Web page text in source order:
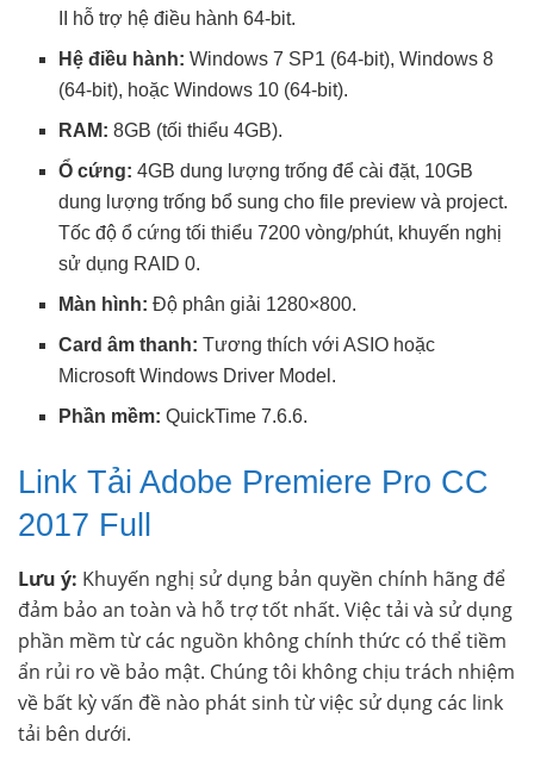
II hỗ trợ hệ điều hành 64-bit.
Hệ điều hành: Windows 7 SP1 (64-bit), Windows 8
(64-bit), hoặc Windows 10 (64-bit).
RAM: 8GB (tối thiểu 4GB).
Ổ cứng: 4GB dung lượng trống để cài đặt, 10GB
dung lượng trống bổ sung cho file preview và project.
Tốc độ ổ cứng tối thiểu 7200 vòng/phút, khuyến nghị
sử dụng RAID 0.
Màn hình: Độ phân giải 1280×800.
Card âm thanh: Tương thích với ASIO hoặc
Microsoft Windows Driver Model.
Phần mềm: QuickTime 7.6.6.
Link Tải Adobe Premiere Pro CC
2017 Full
Lưu ý: Khuyến nghị sử dụng bản quyền chính hãng để
đảm bảo an toàn và hỗ trợ tốt nhất. Việc tải và sử dụng
phần mềm từ các nguồn không chính thức có thể tiềm
ẩn rủi ro về bảo mật. Chúng tôi không chịu trách nhiệm
về bất kỳ vấn đề nào phát sinh từ việc sử dụng các link
tải bên dưới.